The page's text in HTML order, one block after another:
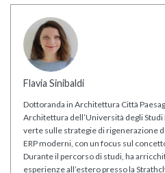
Flavia Sinibaldi
Dottoranda in Architettura Città
Architettura dell’Università degli Studi
verte sulle strategie di rigenerazione
ERP moderni, con un focus sul
Durante il percorso di studi, ha
esperienze all’estero presso la